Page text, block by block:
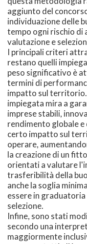
aggiunto del
individuazione delle
tempo ogni rischio
valutazione e
I principali criteri
restano quelli
peso significativo è
termini di
impatto sul
impiegata mira a
imprese stabili,
rendimento globale e
certo impatto sul
operare,
la creazione di un
orientati a valutare
trasferibilità della
anche la soglia
essere in
selezione.
Infine, sono stati
secondo una
maggiormente